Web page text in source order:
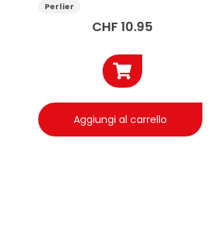
Perlier
CHF 10.95
Aggiungi al carrello